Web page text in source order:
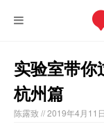
实验室带你
杭州篇
陈露致// 2019年4月11